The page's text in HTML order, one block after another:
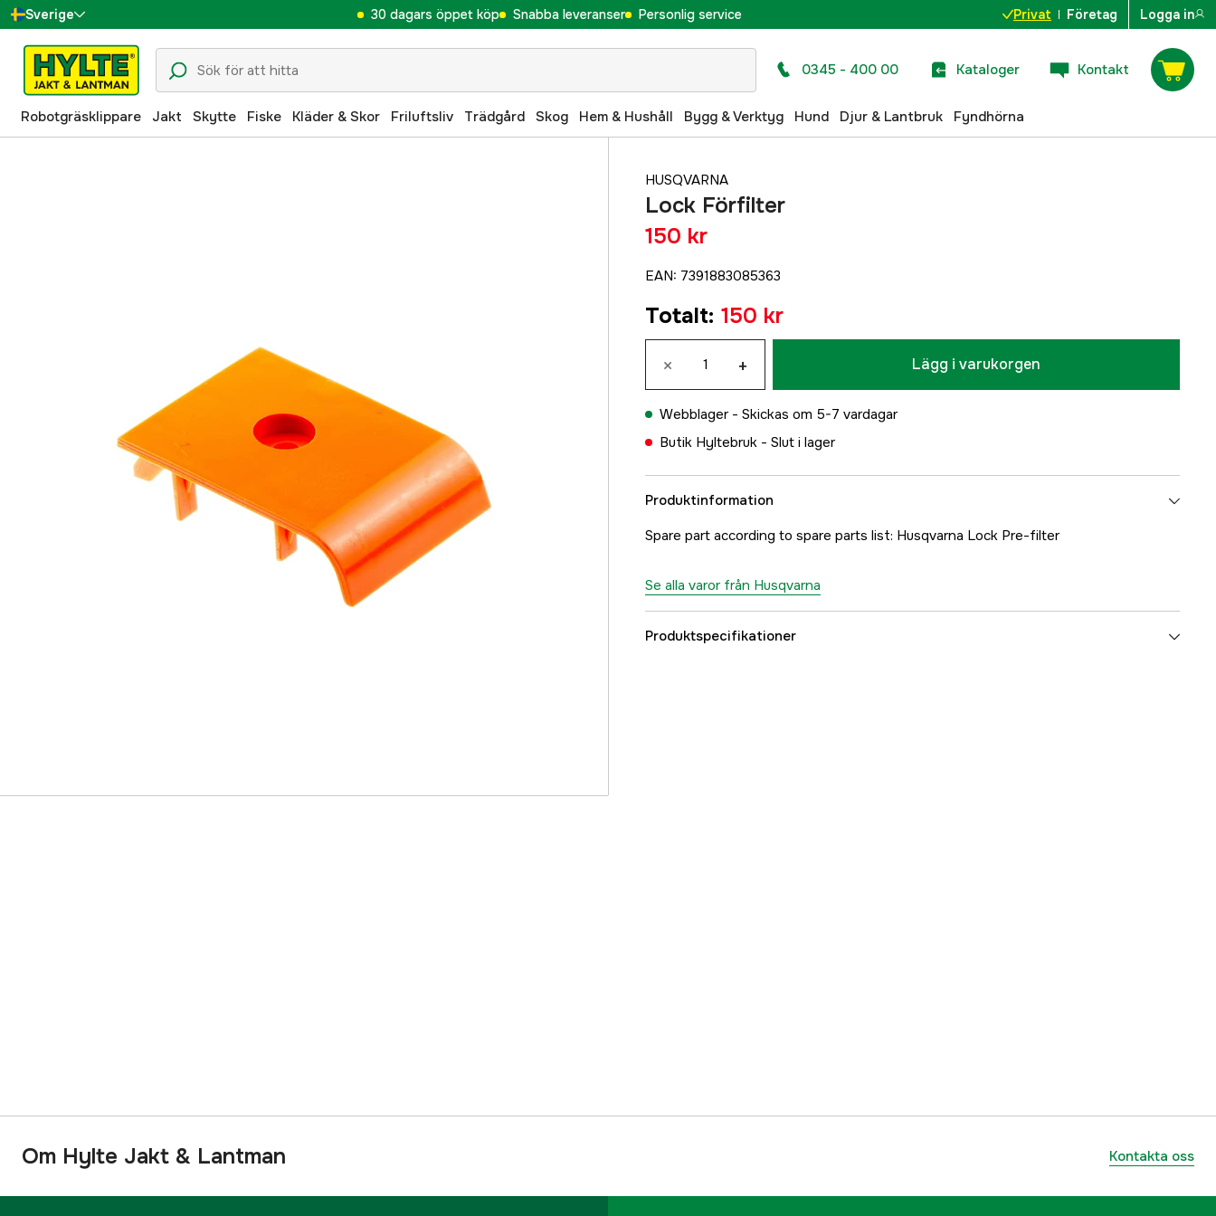
Sverige
Danmark
Suomi
Norge
30 dagars öppet köp Snabba leveranser Personlig service Privat Företag Logga in
0345 - 400 00 Kataloger Kontakt
Robotgräsklippare Jakt Skytte Fiske Kläder & Skor Friluftsliv Trädgård Skog Hem & Hushåll Bygg & Verktyg Hund Djur & Lantbruk Fyndhörna
HUSQVARNA
Lock Förfilter
150 kr
EAN: 7391883085363
Totalt: 150 kr
× + Lägg i varukorgen
Webblager - Skickas om 5-7 vardagar
Butik Hyltebruk - Slut i lager
Produktinformation
Spare part according to spare parts list: Husqvarna Lock Pre-filter
Se alla varor från Husqvarna
Produktspecifikationer
Om Hylte Jakt & Lantman Kontakta oss